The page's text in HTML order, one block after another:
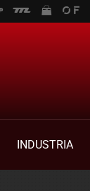
INDUSTRIA